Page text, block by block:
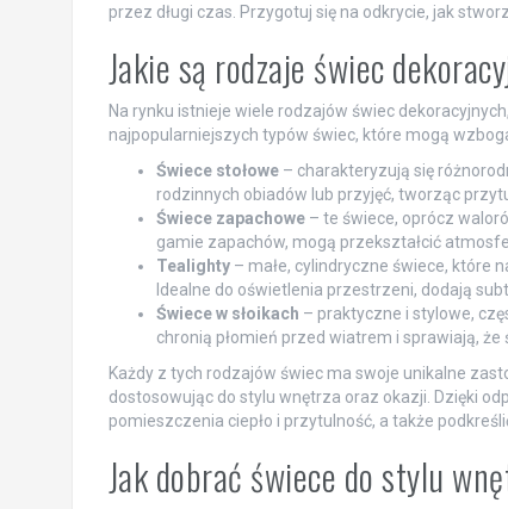
przez długi czas. Przygotuj się na odkrycie, jak
Jakie są rodzaje świec
Na rynku istnieje wiele rodzajów świec
najpopularniejszych typów świec, które mogą
Świece stołowe– charakteryzują się
rodzinnych obiadów lub przyjęć, tworząc
Świece zapachowe– te świece, oprócz
gamie zapachów, mogą przekształcić
Tealighty– małe, cylindryczne świece, które
Idealne do oświetlenia przestrzeni, dodają
Świece w słoikach – praktyczne i stylowe,
chronią płomień przed wiatrem i sprawiają,
Każdy z tych rodzajów świec ma swoje unikalne
dostosowując do stylu wnętrza oraz okazji. Dzięki
pomieszczenia ciepło i przytulność, a także
Jak dobrać świece do stylu